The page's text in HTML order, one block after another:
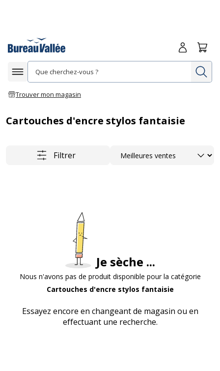
Afficher la navigation
Trouver mon magasin
Me
Cartouches d'encre stylos fantaisie
Filtrer Trier
Je sèche ...
Nous n'avons pas de produit disponible pour la catégorie
Cartouches d'encre stylos fantaisie
Essayez encore en changeant de magasin ou en
effectuant une recherche.